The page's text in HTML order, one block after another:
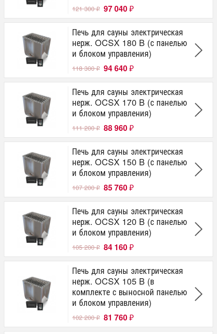
121 300₽ 97 040 ₽
Печь для сауны электрическая
нерж. OCSX 180 B (с панелью
и блоком управления)
118 300₽ 94 640 ₽
Печь для сауны электрическая
нерж. OCSX 170 B (с панелью
и блоком управления)
111 200₽ 88 960 ₽
Печь для сауны электрическая
нерж. OCSX 150 B (с панелью
и блоком управления)
107 200₽ 85 760 ₽
Печь для сауны электрическая
нерж. OCSX 120 B (с панелью
и блоком управления)
105 200₽ 84 160 ₽
Печь для сауны электрическая
нерж. OCSX 105 B (в
комплекте с выносной панелью
и блоком управления)
102 200₽ 81 760 ₽